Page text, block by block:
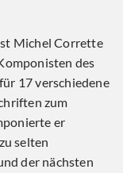
Michel Corrette
des
17 verschiedene
zum
er
selten
der nächsten